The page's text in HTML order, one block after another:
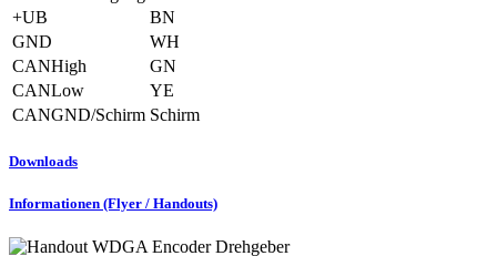
+UB
BN
GND
WH
CANHigh
GN
CANLow
YE
CANGND/Schirm Schirm
Downloads
Informationen (Flyer / Handouts)